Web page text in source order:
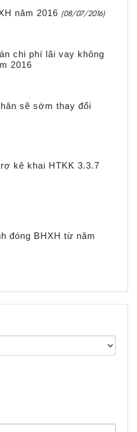
năm 2016 (08/07/2016)
chi phí lãi vay không
2016
sẽ sớm thay đổi
kê khai HTKK 3.3.7
đóng BHXH từ năm